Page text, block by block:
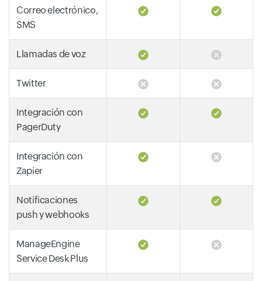
Correo electrónico,
SMS
Llamadas de voz
Twitter
Integración con
PagerDuty
Integración con
Zapier
Notificaciones
push y webhooks
ManageEngine
Service Desk Plus